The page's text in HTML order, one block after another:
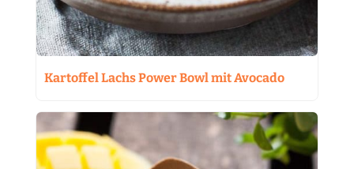
Kartoffel Lachs Power Bowl mit Avocado